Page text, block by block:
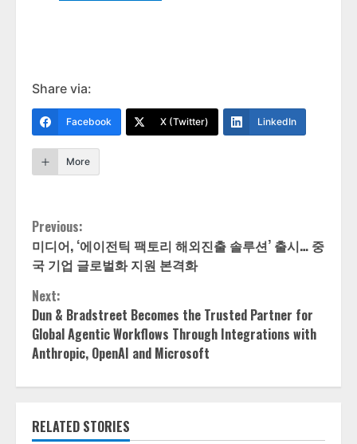
Share via:
Facebook X (Twitter) LinkedIn
More
Continue
Reading
Previous:
미디어, ‘에이전틱 팩토리 해외진출 솔루션’ 출시… 중
국 기업 글로벌화 지원 본격화
Next:
Dun & Bradstreet Becomes the Trusted Partner for
Global Agentic Workflows Through Integrations with
Anthropic, OpenAI and Microsoft
RELATED STORIES